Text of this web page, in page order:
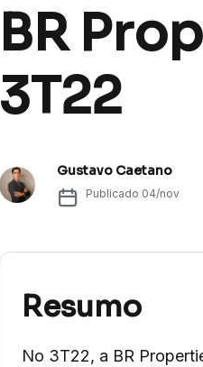
BR
3T22
Gustavo Caetano
Publicado 04/nov
Resumo
No 3T22, a BR